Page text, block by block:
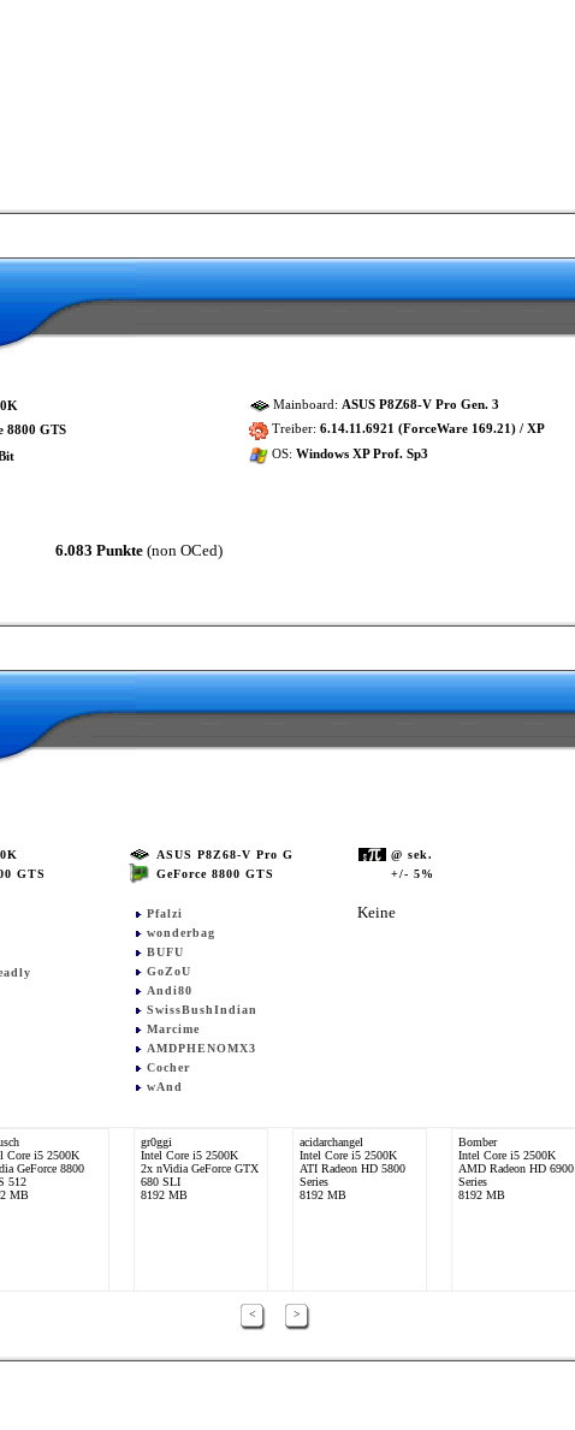
8800 GTS
Mainboard: ASUS P8Z68-V Pro Gen. 3
Treiber: 6.14.11.6921 (ForceWare 169.21) / XP
OS: Windows XP Prof. Sp3
6.083 Punkte (non OCed)
GTS
ASUS P8Z68-V Pro G
GeForce 8800 GTS
Pfalzi
wonderbag
BUFU
GoZoU
Andi80
SwissBushIndian
Marcime
AMDPHENOMX3
Cocher
wAnd
@ sek.
+/- 5%
Keine
Core i5 2500K
GeForce 8800
512
MB
gr0ggi
Intel Core i5 2500K
2x nVidia GeForce GTX
680 SLI
8192 MB
acidarchangel
Intel Core i5 2500K
ATI Radeon HD 5800
Series
8192 MB
Bomber
Intel Core i5 2500K
AMD Radeon HD 6900
Series
8192 MB
< >